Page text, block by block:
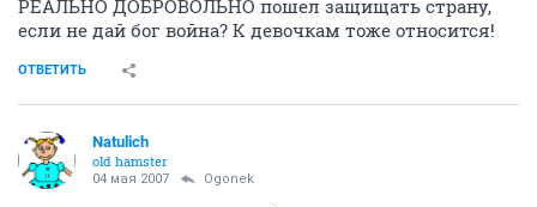
РЕАЛЬНО ДОБРОВОЛЬНО пошел защищать страну,
если не дай бог война? К девочкам тоже относится!
ОТВЕТИТЬ
Natulich
old hamster
04 мая 2007 Ogonek